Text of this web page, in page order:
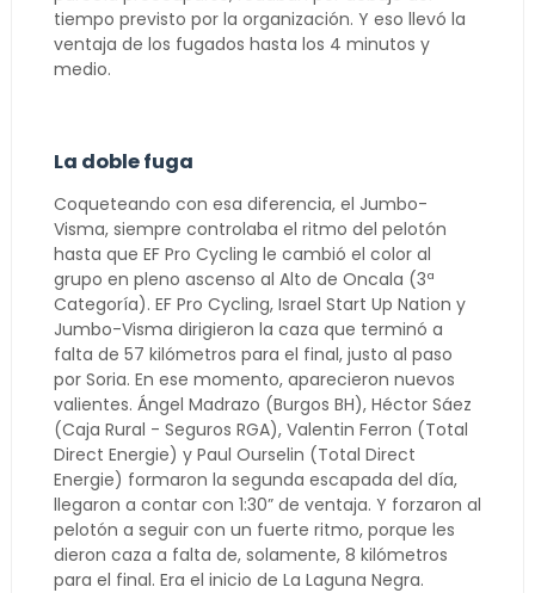
tiempo previsto por la organización. Y eso llevó la
ventaja de los fugados hasta los 4 minutos y
medio.
La doble fuga
Coqueteando con esa diferencia, el Jumbo-
Visma, siempre controlaba el ritmo del pelotón
hasta que EF Pro Cycling le cambió el color al
grupo en pleno ascenso al Alto de Oncala (3ª
Categoría). EF Pro Cycling, Israel Start Up Nation y
Jumbo-Visma dirigieron la caza que terminó a
falta de 57 kilómetros para el final, justo al paso
por Soria. En ese momento, aparecieron nuevos
valientes. Ángel Madrazo (Burgos BH), Héctor Sáez
(Caja Rural - Seguros RGA), Valentin Ferron (Total
Direct Energie) y Paul Ourselin (Total Direct
Energie) formaron la segunda escapada del día,
llegaron a contar con 1:30” de ventaja. Y forzaron al
pelotón a seguir con un fuerte ritmo, porque les
dieron caza a falta de, solamente, 8 kilómetros
para el final. Era el inicio de La Laguna Negra.